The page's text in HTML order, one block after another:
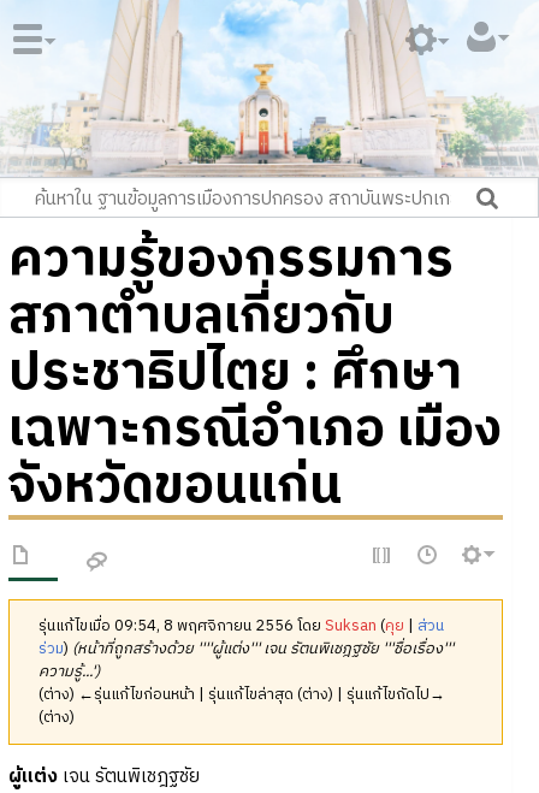
ความรู้ของกรรมการ
สภาตำบลเกี่ยวกับ
ประชาธิปไตย : ศึกษา
เฉพาะกรณีอำเภอ เมือง
จังหวัดขอนแก่น
รุ่นแก้ไขเมื่อ 09:54, 8 พฤศจิกายน 2556 โดยSuksan (คุย | ส่วน
ร่วม) (หน้าที่ถูกสร้างด้วย ''''ผู้แต่ง''' เจน รัตนพิเชฎฐชัย '''ชื่อเรื่อง'''
ความรู้...')
(ต่าง) ←รุ่นแก้ไขก่อนหน้า | รุ่นแก้ไขล่าสุด (ต่าง) | รุ่นแก้ไขถัดไป→
(ต่าง)
ผู้แต่งเจน รัตนพิเชฎฐชัย